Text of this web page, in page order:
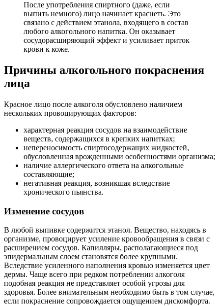
После употребления спиртного (даже, если
выпить немного) лицо начинает краснеть. Это
связано с действием этанола, входящего в состав
любого алкогольного напитка. Он оказывает
сосудорасширяющий эффект и усиливает приток
крови к коже.
Причины алкогольного покраснения
лица
Красное лицо после алкоголя обусловлено наличием
нескольких провоцирующих факторов:
характерная реакция сосудов на взаимодействие
веществ, содержащихся в крепких напитках;
непереносимость спиртосодержащих жидкостей,
обусловленная врожденными особенностями организма;
наличие аллергического ответа на алкогольные
составляющие;
негативная реакция, возникшая вследствие
хронического пьянства.
Изменение сосудов
В любой выпивке содержится этанол. Вещество, находясь в
организме, провоцирует усиление кровообращения в связи с
расширением сосудов. Капилляры, располагающиеся под
эпидермальным слоем становятся более крупными.
Вследствие усиленного наполнения кровью изменяется цвет
дермы. Чаще всего при редком потреблении алкоголя
подобная реакция не представляет особой угрозы для
здоровья. Более внимательным необходимо быть в том случае,
если покраснение сопровождается ощущением дискомфорта.